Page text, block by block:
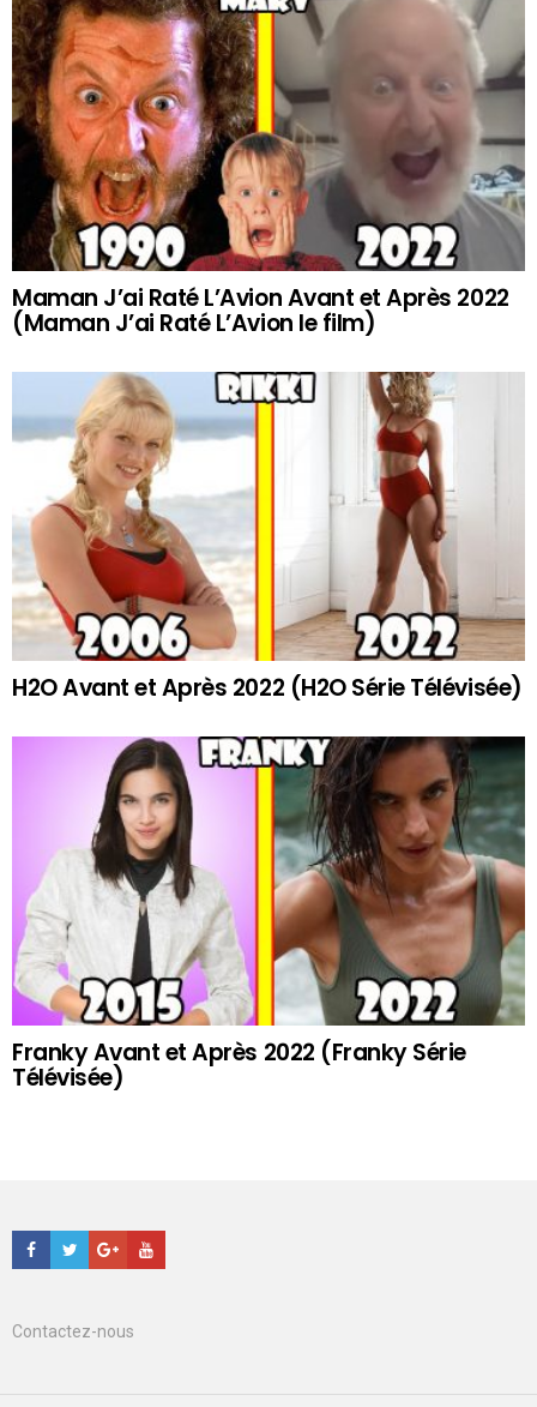
Maman J’ai Raté L’Avion Avant et Après 2022
(Maman J’ai Raté L’Avion le film)
H2O Avant et Après 2022 (H2O Série Télévisée)
Franky Avant et Après 2022 (Franky Série
Télévisée)
Facebook
TwitterGoogle+Youtube
Contactez-nous